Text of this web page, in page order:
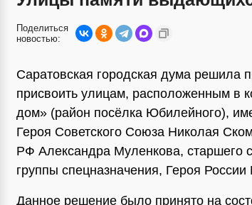
Поделиться
новостью:
Саратовская городская дума решила
присвоить улицам, расположенным в
дом» (район посёлка Юбилейного),
Героя Советского Союза Николая
РФ Александра Муленкова, старшего
группы спецназначения, Героя
Данное решение было принято на